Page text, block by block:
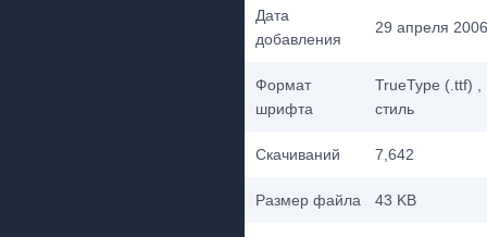
Дата
добавления
29 апреля 2006
Формат
шрифта
TrueType (.ttf)
стиль
Скачиваний 7,642
Размер файла 43 KB